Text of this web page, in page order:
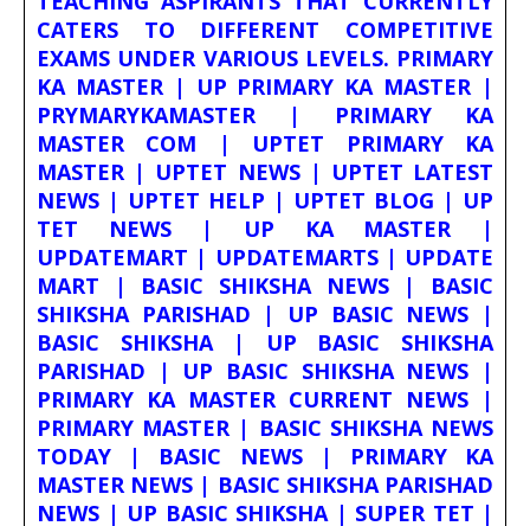
CATERS TO DIFFERENT COMPETITIVE
EXAMS UNDER VARIOUS LEVELS. PRIMARY
KA MASTER | UP PRIMARY KA MASTER |
PRYMARYKAMASTER | PRIMARY KA
MASTER COM | UPTET PRIMARY KA
MASTER | UPTET NEWS | UPTET LATEST
NEWS | UPTET HELP | UPTET BLOG | UP
TET NEWS | UP KA MASTER |
UPDATEMART | UPDATEMARTS | UPDATE
MART | BASIC SHIKSHA NEWS | BASIC
SHIKSHA PARISHAD | UP BASIC NEWS |
BASIC SHIKSHA | UP BASIC SHIKSHA
PARISHAD | UP BASIC SHIKSHA NEWS |
PRIMARY KA MASTER CURRENT NEWS |
PRIMARY MASTER | BASIC SHIKSHA NEWS
TODAY | BASIC NEWS | PRIMARY KA
MASTER NEWS | BASIC SHIKSHA PARISHAD
NEWS | UP BASIC SHIKSHA | SUPER TET |